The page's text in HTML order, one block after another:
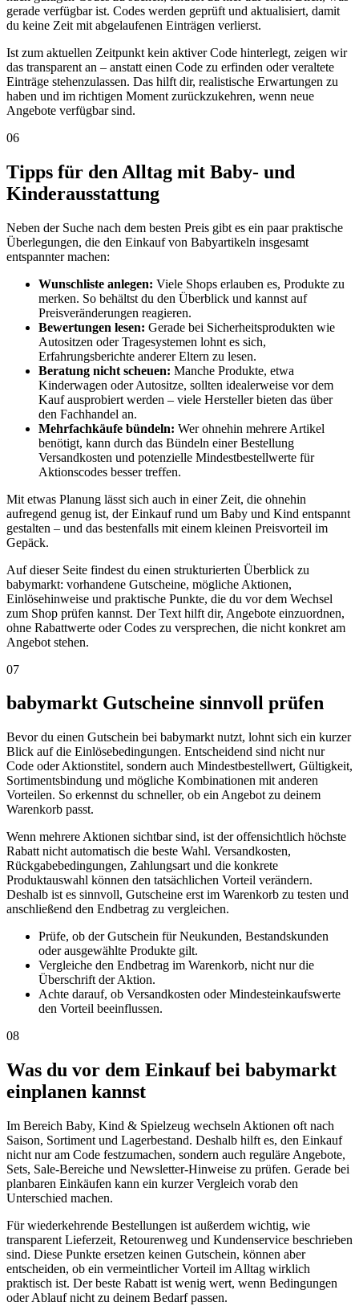
gerade verfügbar ist. Codes werden geprüft und aktualisiert, damit
du keine Zeit mit abgelaufenen Einträgen verlierst.
Ist zum aktuellen Zeitpunkt kein aktiver Code hinterlegt, zeigen wir
das transparent an – anstatt einen Code zu erfinden oder veraltete
Einträge stehenzulassen. Das hilft dir, realistische Erwartungen zu
haben und im richtigen Moment zurückzukehren, wenn neue
Angebote verfügbar sind.
06
Tipps für den Alltag mit Baby- und
Kinderausstattung
Neben der Suche nach dem besten Preis gibt es ein paar praktische
Überlegungen, die den Einkauf von Babyartikeln insgesamt
entspannter machen:
Wunschliste anlegen: Viele Shops erlauben es, Produkte zu
merken. So behältst du den Überblick und kannst auf
Preisveränderungen reagieren.
Bewertungen lesen: Gerade bei Sicherheitsprodukten wie
Autositzen oder Tragesystemen lohnt es sich,
Erfahrungsberichte anderer Eltern zu lesen.
Beratung nicht scheuen: Manche Produkte, etwa
Kinderwagen oder Autositze, sollten idealerweise vor dem
Kauf ausprobiert werden – viele Hersteller bieten das über
den Fachhandel an.
Mehrfachkäufe bündeln: Wer ohnehin mehrere Artikel
benötigt, kann durch das Bündeln einer Bestellung
Versandkosten und potenzielle Mindestbestellwerte für
Aktionscodes besser treffen.
Mit etwas Planung lässt sich auch in einer Zeit, die ohnehin
aufregend genug ist, der Einkauf rund um Baby und Kind entspannt
gestalten – und das bestenfalls mit einem kleinen Preisvorteil im
Gepäck.
Auf dieser Seite findest du einen strukturierten Überblick zu
babymarkt: vorhandene Gutscheine, mögliche Aktionen,
Einlösehinweise und praktische Punkte, die du vor dem Wechsel
zum Shop prüfen kannst. Der Text hilft dir, Angebote einzuordnen,
ohne Rabattwerte oder Codes zu versprechen, die nicht konkret am
Angebot stehen.
07
babymarkt Gutscheine sinnvoll prüfen
Bevor du einen Gutschein bei babymarkt nutzt, lohnt sich ein kurzer
Blick auf die Einlösebedingungen. Entscheidend sind nicht nur
Code oder Aktionstitel, sondern auch Mindestbestellwert, Gültigkeit,
Sortimentsbindung und mögliche Kombinationen mit anderen
Vorteilen. So erkennst du schneller, ob ein Angebot zu deinem
Warenkorb passt.
Wenn mehrere Aktionen sichtbar sind, ist der offensichtlich höchste
Rabatt nicht automatisch die beste Wahl. Versandkosten,
Rückgabebedingungen, Zahlungsart und die konkrete
Produktauswahl können den tatsächlichen Vorteil verändern.
Deshalb ist es sinnvoll, Gutscheine erst im Warenkorb zu testen und
anschließend den Endbetrag zu vergleichen.
Prüfe, ob der Gutschein für Neukunden, Bestandskunden
oder ausgewählte Produkte gilt.
Vergleiche den Endbetrag im Warenkorb, nicht nur die
Überschrift der Aktion.
Achte darauf, ob Versandkosten oder Mindesteinkaufswerte
den Vorteil beeinflussen.
08
Was du vor dem Einkauf bei babymarkt
einplanen kannst
Im Bereich Baby, Kind & Spielzeug wechseln Aktionen oft nach
Saison, Sortiment und Lagerbestand. Deshalb hilft es, den Einkauf
nicht nur am Code festzumachen, sondern auch reguläre Angebote,
Sets, Sale-Bereiche und Newsletter-Hinweise zu prüfen. Gerade bei
planbaren Einkäufen kann ein kurzer Vergleich vorab den
Unterschied machen.
Für wiederkehrende Bestellungen ist außerdem wichtig, wie
transparent Lieferzeit, Retourenweg und Kundenservice beschrieben
sind. Diese Punkte ersetzen keinen Gutschein, können aber
entscheiden, ob ein vermeintlicher Vorteil im Alltag wirklich
praktisch ist. Der beste Rabatt ist wenig wert, wenn Bedingungen
oder Ablauf nicht zu deinem Bedarf passen.